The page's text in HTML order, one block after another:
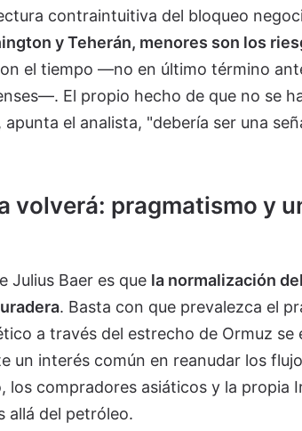
contraintuitiva del bloqueo
y Teherán, menores son los
el tiempo —no en último término
El propio hecho de que no se
apunta el analista, "debería ser una
volverá: pragmatismo y
Julius Baer es que la normalización
. Basta con que prevalezca el
a través del estrecho de Ormuz
un interés común en reanudar los
los compradores asiáticos y la propia
allá del petróleo.